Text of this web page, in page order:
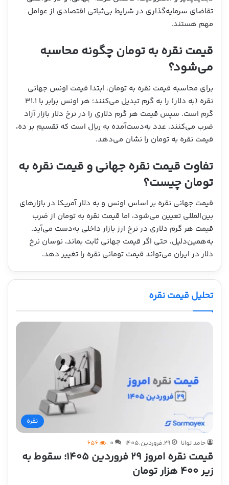
تقاضای سرمایه‌گذاری در شرایط بی‌ثباتی اقتصادی از عوامل
مهم هستند.
قیمت نقره به تومان چگونه محاسبه
می‌شود؟
برای محاسبه قیمت نقره به تومان، ابتدا قیمت اونس جهانی
نقره (به دلار) را به گرم تبدیل می‌کنند؛ هر اونس برابر با ۳۱.۱
گرم است. سپس قیمت هر گرم دلاری را در نرخ دلار بازار آزاد
ضرب می‌کنند. عدد به‌دست‌آمده به ریال است که تقسیم بر ده،
قیمت نقره به تومان را نشان می‌دهد.
تفاوت قیمت نقره جهانی و قیمت نقره به
تومان چیست؟
قیمت جهانی نقره بر اساس اونس و به دلار آمریکا در بازارهای
بین‌المللی تعیین می‌شود، اما قیمت نقره به تومان از ضرب
قیمت هر گرم دلاری در نرخ ارز بازار داخلی به‌دست می‌آید.
به‌همین‌دلیل، حتی اگر قیمت جهانی ثابت بماند، نوسان نرخ
دلار در ایران می‌تواند قیمت تومانی نقره را تغییر دهد.
تحلیل قیمت نقره
نقره
حامد توانا 29,فروردین,1405 0
656
قیمت نقره امروز ۲۹ فروردین ۱۴۰۵؛ سقوط به
زیر ۴۰۰ هزار تومان